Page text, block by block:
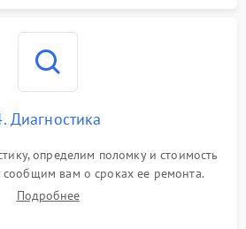
Диагностика
определим поломку и стоимость
сообщим вам о сроках ее ремонта.
Подробнее